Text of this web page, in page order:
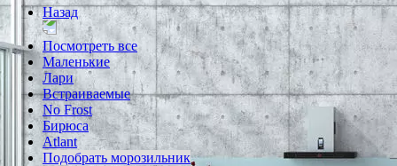
Назад
Посмотреть все
Маленькие
Лари
Встраиваемые
No Frost
Бирюса
Atlant
Подобрать морозильник